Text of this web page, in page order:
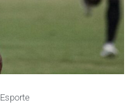
Esporte